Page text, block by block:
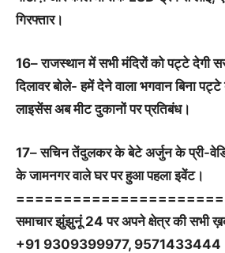
गिरफ्तार।
16– राजस्थान में सभी मंदिरों को पट्टे देगी
दिलावर बोले- हमें देने वाला भगवान बिना पट्टे
लाइसेंस अब मीट दुकानों पर प्रतिबंध।
17– सचिन तेंदुलकर के बेटे अर्जुन के प्री-
के जामनगर वाले घर पर हुआ पहला इवेंट।
समाचार झुंझुनूं 24 पर अपने क्षेत्र की सभी
+91 9309399977, 9571433444